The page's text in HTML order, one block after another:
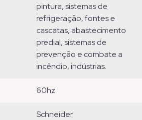
pintura, sistemas de
refrigeração, fontes e
cascatas, abastecimento
predial, sistemas de
prevenção e combate a
incêndio, indústrias.
60hz
schneider